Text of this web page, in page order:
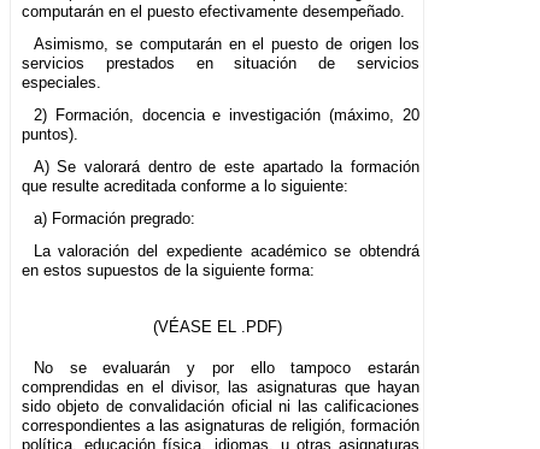
computarán en el puesto efectivamente desempeñado.
Asimismo, se computarán en el puesto de origen los
servicios prestados en situación de servicios
especiales.
2) Formación, docencia e investigación (máximo, 20
puntos).
A) Se valorará dentro de este apartado la formación
que resulte acreditada conforme a lo siguiente:
a) Formación pregrado:
La valoración del expediente académico se obtendrá
en estos supuestos de la siguiente forma:
(VÉASE EL .PDF)
No se evaluarán y por ello tampoco estarán
comprendidas en el divisor, las asignaturas que hayan
sido objeto de convalidación oficial ni las calificaciones
correspondientes a las asignaturas de religión, formación
política, educación física, idiomas, u otras asignaturas